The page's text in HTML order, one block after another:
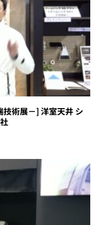
術展－] 洋室天井 シ